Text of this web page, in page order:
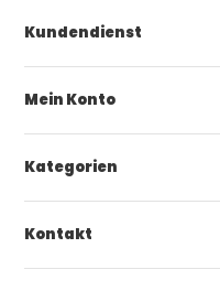
Kundendienst
Mein Konto
Kategorien
Kontakt